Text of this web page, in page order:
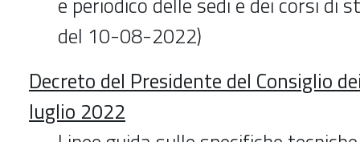
del 10-08-2022)
Decreto del Presidente del Consiglio
luglio 2022